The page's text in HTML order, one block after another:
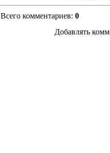
Всего комментариев:0
Добавлять